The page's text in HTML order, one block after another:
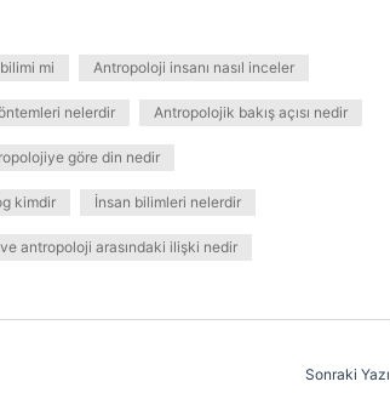
mi Antropoloji insanı nasıl inceler
nelerdir Antropolojik bakış açısı nedir
göre din nedir
kimdir İnsan bilimleri nelerdir
antropoloji arasındaki ilişki nedir
Sonraki Yazı